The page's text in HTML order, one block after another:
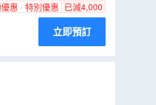
惠 · 特別優惠 已減4,000
立即預訂